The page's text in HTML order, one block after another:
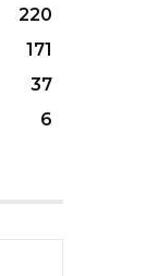
220
171
37
6